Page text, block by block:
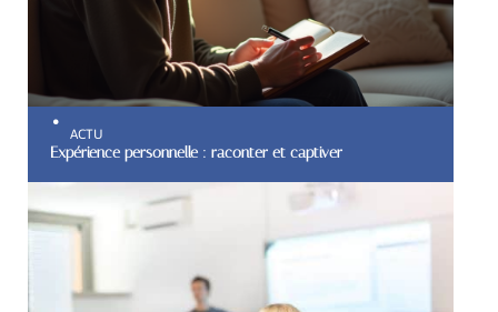
ACTU
Expérience personnelle : raconter et captiver